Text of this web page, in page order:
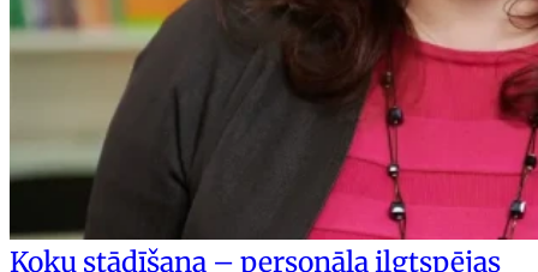
Koku stādīšana – personāla ilgtspējas